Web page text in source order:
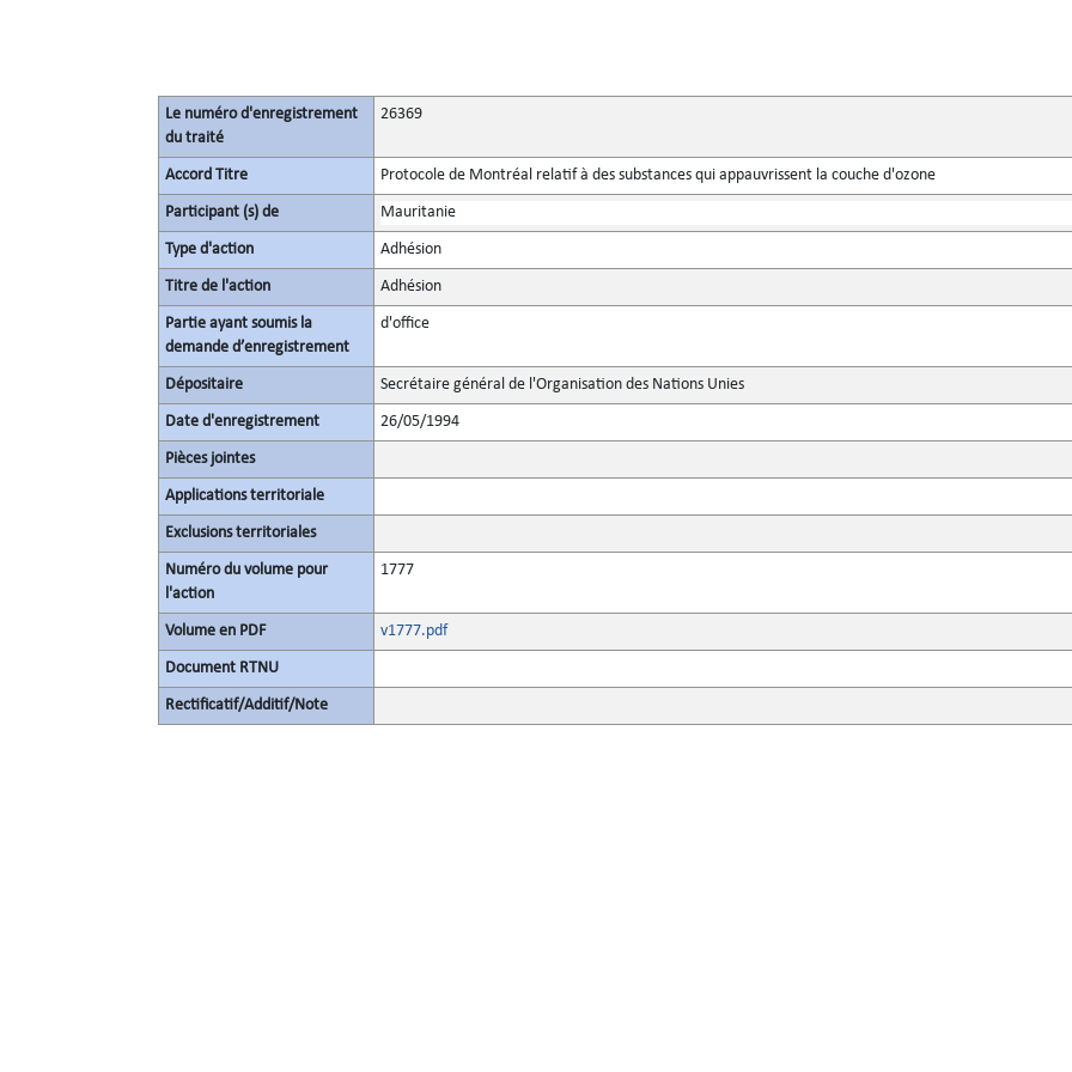
Le numéro d'enregistrement
du traité
26369
Accord Titre Protocole de Montréal relatif à des substances qui appauvrissent la couche d'ozone
Participant (s) de Mauritanie
Type d'action Adhésion
Titre de l'action Adhésion
Partie ayant soumis la
demande d’enregistrement
d'office
Dépositaire Secrétaire général de l'Organisation des Nations Unies
Date d'enregistrement 26/05/1994
Pièces jointes
Applications territoriale
Exclusions territoriales
Numéro du volume pour
l'action
1777
Volume en PDF v1777.pdf
Document RTNU
Rectificatif/Additif/Note